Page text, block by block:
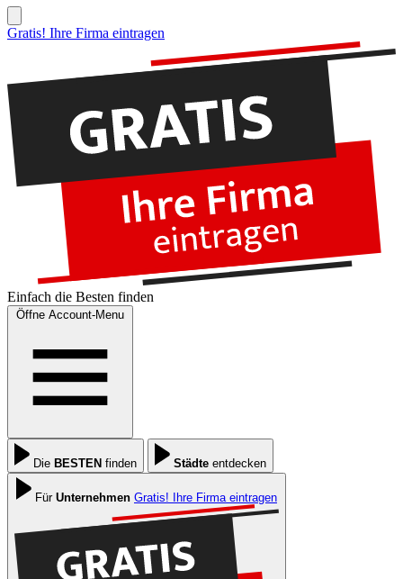
Gratis! Ihre Firma eintragen
Einfach die Besten finden
Öffne Account-Menu
Die BESTEN finden Städte entdecken
Für Unternehmen Gratis! Ihre Firma eintragen